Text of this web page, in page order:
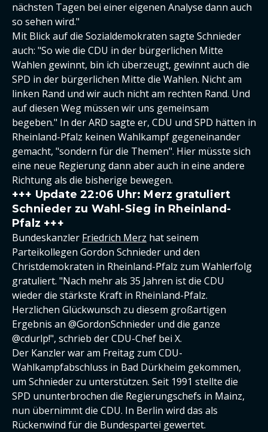
nächsten Tagen bei einer eigenen Analyse dann auch
so sehen wird."
Mit Blick auf die Sozialdemokraten sagte Schnieder
auch: "So wie die CDU in der bürgerlichen Mitte
Wahlen gewinnt, bin ich überzeugt, gewinnt auch die
SPD in der bürgerlichen Mitte die Wahlen. Nicht am
linken Rand und wir auch nicht am rechten Rand. Und
auf diesen Weg müssen wir uns gemeinsam
begeben." In der ARD sagte er, CDU und SPD hätten in
Rheinland-Pfalz keinen Wahlkampf gegeneinander
gemacht, "sondern für die Themen". Hier müsste sich
eine neue Regierung dann aber auch in eine andere
Richtung als die bisherige bewegen.
+++ Update 22:06 Uhr: Merz gratuliert
Schnieder zu Wahl-Sieg in Rheinland-
Pfalz +++
Bundeskanzler Friedrich Merz hat seinem
Parteikollegen Gordon Schnieder und den
Christdemokraten in Rheinland-Pfalz zum Wahlerfolg
gratuliert. "Nach mehr als 35 Jahren ist die CDU
wieder die stärkste Kraft in Rheinland-Pfalz.
Herzlichen Glückwunsch zu diesem großartigen
Ergebnis an @GordonSchnieder und die ganze
@cdurlp!", schrieb der CDU-Chef bei X.
Der Kanzler war am Freitag zum CDU-
Wahlkampfabschluss in Bad Dürkheim gekommen,
um Schnieder zu unterstützen. Seit 1991 stellte die
SPD ununterbrochen die Regierungschefs in Mainz,
nun übernimmt die CDU. In Berlin wird das als
Rückenwind für die Bundespartei gewertet.